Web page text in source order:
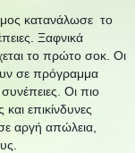
κατανάλωσε το
Ξαφνικά
το πρώτο σοκ. Οι
σε πρόγραμμα
Οι πιο
επικίνδυνες
αργή απώλεια,